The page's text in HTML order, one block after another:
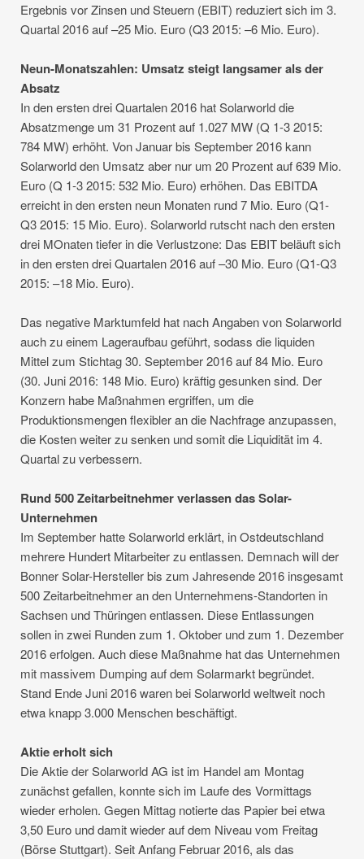
Ergebnis vor Zinsen und Steuern (EBIT) reduziert sich im 3.
Quartal 2016 auf –25 Mio. Euro (Q3 2015: –6 Mio. Euro).
Neun-Monatszahlen: Umsatz steigt langsamer als der
Absatz
In den ersten drei Quartalen 2016 hat Solarworld die
Absatzmenge um 31 Prozent auf 1.027 MW (Q 1-3 2015:
784 MW) erhöht. Von Januar bis September 2016 kann
Solarworld den Umsatz aber nur um 20 Prozent auf 639 Mio.
Euro (Q 1-3 2015: 532 Mio. Euro) erhöhen. Das EBITDA
erreicht in den ersten neun Monaten rund 7 Mio. Euro (Q1-
Q3 2015: 15 Mio. Euro). Solarworld rutscht nach den ersten
drei MOnaten tiefer in die Verlustzone: Das EBIT beläuft sich
in den ersten drei Quartalen 2016 auf –30 Mio. Euro (Q1-Q3
2015: –18 Mio. Euro).
Das negative Marktumfeld hat nach Angaben von Solarworld
auch zu einem Lageraufbau geführt, sodass die liquiden
Mittel zum Stichtag 30. September 2016 auf 84 Mio. Euro
(30. Juni 2016: 148 Mio. Euro) kräftig gesunken sind. Der
Konzern habe Maßnahmen ergriffen, um die
Produktionsmengen flexibler an die Nachfrage anzupassen,
die Kosten weiter zu senken und somit die Liquidität im 4.
Quartal zu verbessern.
Rund 500 Zeitarbeitnehmer verlassen das Solar-
Unternehmen
Im September hatte Solarworld erklärt, in Ostdeutschland
mehrere Hundert Mitarbeiter zu entlassen. Demnach will der
Bonner Solar-Hersteller bis zum Jahresende 2016 insgesamt
500 Zeitarbeitnehmer an den Unternehmens-Standorten in
Sachsen und Thüringen entlassen. Diese Entlassungen
sollen in zwei Runden zum 1. Oktober und zum 1. Dezember
2016 erfolgen. Auch diese Maßnahme hat das Unternehmen
mit massivem Dumping auf dem Solarmarkt begründet.
Stand Ende Juni 2016 waren bei Solarworld weltweit noch
etwa knapp 3.000 Menschen beschäftigt.
Aktie erholt sich
Die Aktie der Solarworld AG ist im Handel am Montag
zunächst gefallen, konnte sich im Laufe des Vormittags
wieder erholen. Gegen Mittag notierte das Papier bei etwa
3,50 Euro und damit wieder auf dem Niveau vom Freitag
(Börse Stuttgart). Seit Anfang Februar 2016, als das